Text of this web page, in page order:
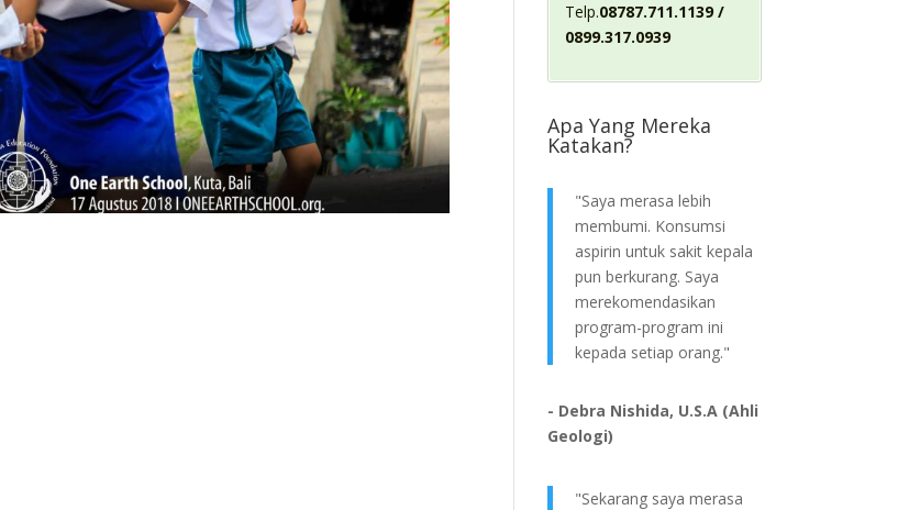
Telp.08787.711.1139 /
0899.317.0939
Apa Yang Mereka
Katakan?
"Saya merasa lebih
membumi. Konsumsi
aspirin untuk sakit kepala
pun berkurang. Saya
merekomendasikan
program-program ini
kepada setiap orang."
- Debra Nishida, U.S.A (Ahli
Geologi)
"Sekarang saya merasa